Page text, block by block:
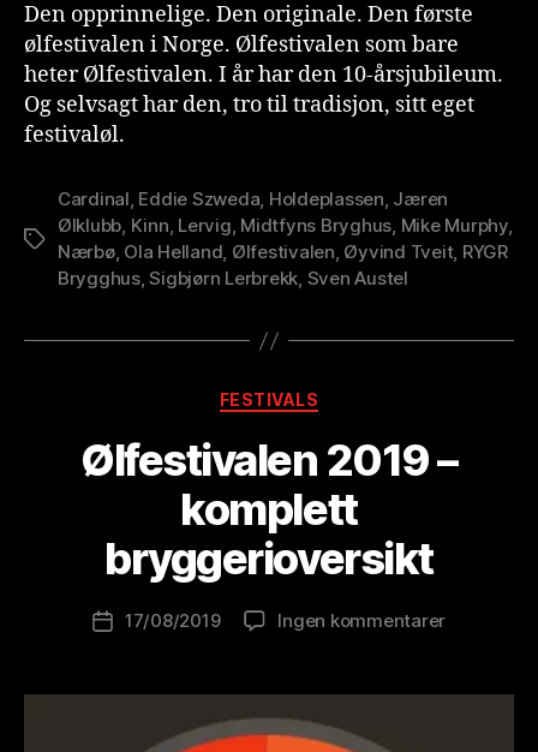
Den opprinnelige. Den originale. Den første
ølfestivalen i Norge. Ølfestivalen som bare
heter Ølfestivalen. I år har den 10-årsjubileum.
Og selvsagt har den, tro til tradisjon, sitt eget
festivaløl.
Stikkord
Cardinal, Eddie Szweda, Holdeplassen, Jæren
Ølklubb, Kinn, Lervig, Midtfyns Bryghus, Mike Murphy,
Nærbø, Ola Helland, Ølfestivalen, Øyvind Tveit, RYGR
Brygghus,Sigbjørn Lerbrekk, Sven Austel
Kategorier
FESTIVALS
Ølfestivalen 2019 –
komplett
bryggerioversikt
Innleggsforfatter
v
r
w
l
o
n
Publiseringsdato
17/08/2019 Ingen kommentarertil
–